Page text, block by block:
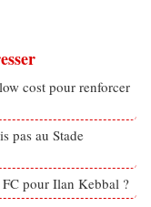
cost pour renforcer
pas au Stade
pour Ilan Kebbal ?